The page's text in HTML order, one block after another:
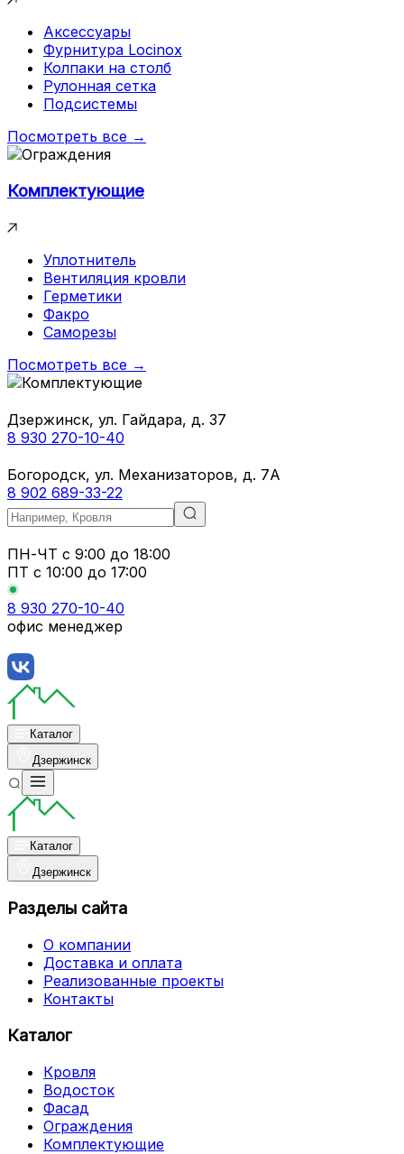
Аксессуары
Фурнитура Locinox
Колпаки на столб
Рулонная сетка
Подсистемы
Посмотреть все →
Комплектующие
Уплотнитель
Вентиляция кровли
Герметики
Факро
Саморезы
Посмотреть все →
Дзержинск, ул. Гайдара, д. 37
8 930 270-10-40
Богородск, ул. Механизаторов, д. 7А
8 902 689-33-22
ПН-ЧТ с 9:00 до 18:00
ПТ с 10:00 до 17:00
8 930 270-10-40
офис менеджер
Каталог
Дзержинск
Каталог
Дзержинск
Разделы сайта
О компании
Доставка и оплата
Реализованные проекты
Контакты
Каталог
Кровля
Водосток
Фасад
Ограждения
Комплектующие